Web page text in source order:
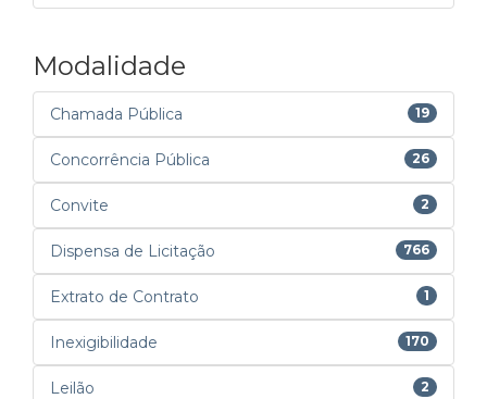
Modalidade
Chamada Pública 19
Concorrência Pública 26
Convite 2
Dispensa de Licitação 766
Extrato de Contrato 1
Inexigibilidade 170
Leilão 2